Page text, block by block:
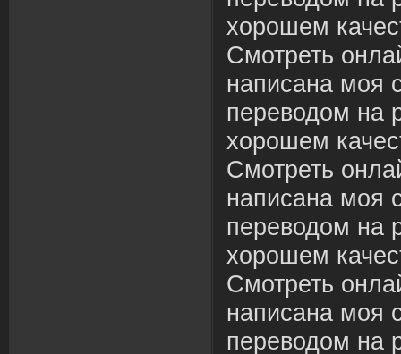
хорошем
Смотреть
написана моя
переводом на
хорошем
Смотреть
написана моя
переводом на
хорошем
Смотреть
написана моя
переводом на